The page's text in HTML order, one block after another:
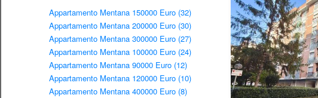
Appartamento Mentana 150000 Euro (32)
Appartamento Mentana 200000 Euro (30)
Appartamento Mentana 300000 Euro (27)
Appartamento Mentana 100000 Euro (24)
Appartamento Mentana 90000 Euro (12)
Appartamento Mentana 120000 Euro (10)
Appartamento Mentana 400000 Euro (8)